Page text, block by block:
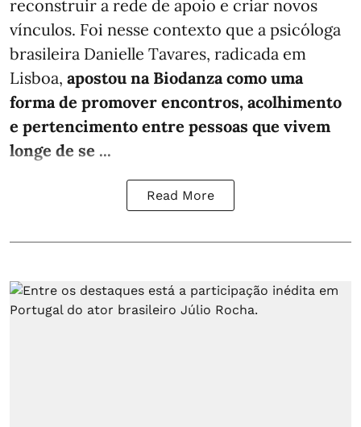
reconstruir a rede de apoio e criar novos
vínculos. Foi nesse contexto que a psicóloga
brasileira Danielle Tavares, radicada em
Lisboa, apostou na Biodanza como uma
forma de promover encontros, acolhimento
e pertencimento entre pessoas que vivem
longe de se ...
Read More